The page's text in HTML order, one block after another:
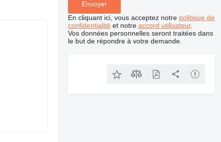
En cliquant ici, vous acceptez notre politique de
confidentialité et notreaccord utilisateur.
Vos données personnelles seront traitées dans
le but de répondre à votre demande.